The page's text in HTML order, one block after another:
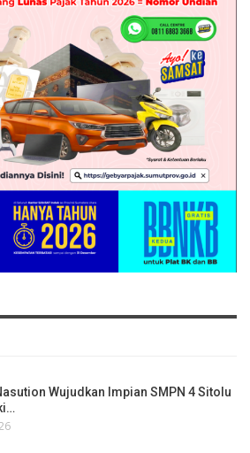
Wujudkan Impian SMPN 4 Sitolu